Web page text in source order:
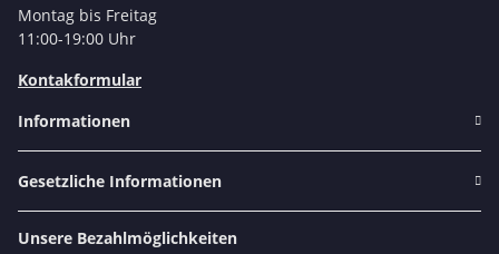
Montag bis Freitag
11:00-19:00 Uhr
Kontakformular
Informationen
Gesetzliche Informationen
Unsere Bezahlmöglichkeiten